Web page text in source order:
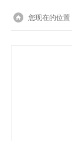
您现在的位置